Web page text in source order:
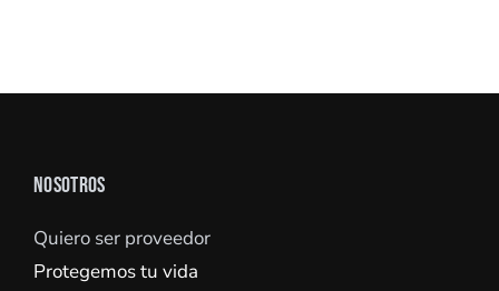
NOSOTROS
Quiero ser proveedor
Protegemos tu vida